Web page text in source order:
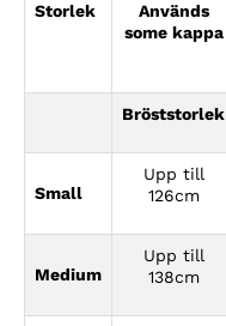
Storlek
Används
some kappa
Bröststorlek
Small
Upp till
126cm
Medium
Upp till
138cm